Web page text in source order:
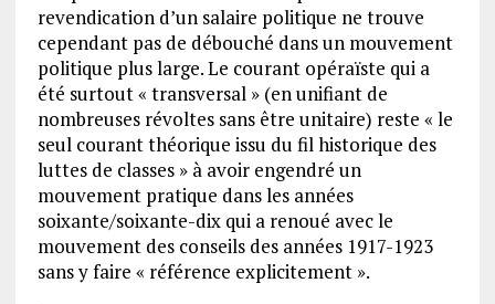
revendication d’un salaire politique ne trouve
cependant pas de débouché dans un mouvement
politique plus large. Le courant opéraïste qui a
été surtout « transversal » (en unifiant de
nombreuses révoltes sans être unitaire) reste « le
seul courant théorique issu du fil historique des
luttes de classes » à avoir engendré un
mouvement pratique dans les années
soixante/soixante-dix qui a renoué avec le
mouvement des conseils des années 1917-1923
sans y faire « référence explicitement ».